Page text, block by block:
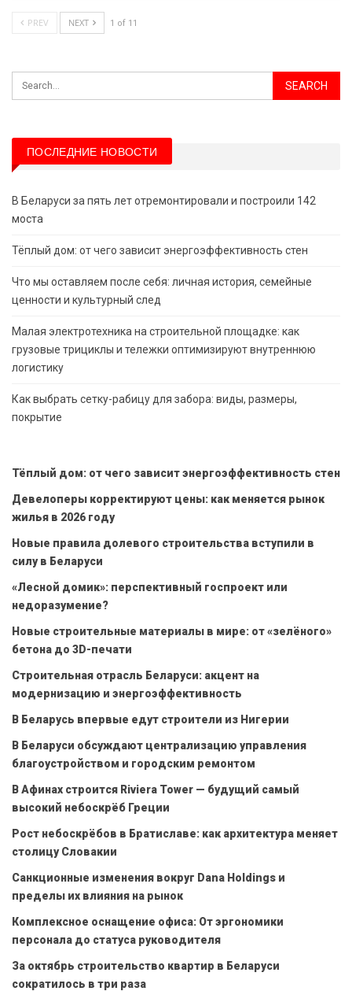
PREV NEXT 1 of 11
ПОСЛЕДНИЕ НОВОСТИ
В Беларуси за пять лет отремонтировали и построили 142
моста
Тёплый дом: от чего зависит энергоэффективность стен
Что мы оставляем после себя: личная история, семейные
ценности и культурный след
Малая электротехника на строительной площадке: как
грузовые трициклы и тележки оптимизируют внутреннюю
логистику
Как выбрать сетку-рабицу для забора: виды, размеры,
покрытие
Тёплый дом: от чего зависит энергоэффективность стен
Девелоперы корректируют цены: как меняется рынок
жилья в 2026 году
Новые правила долевого строительства вступили в
силу в Беларуси
«Лесной домик»: перспективный госпроект или
недоразумение?
Новые строительные материалы в мире: от «зелёного»
бетона до 3D-печати
Строительная отрасль Беларуси: акцент на
модернизацию и энергоэффективность
В Беларусь впервые едут строители из Нигерии
В Беларуси обсуждают централизацию управления
благоустройством и городским ремонтом
В Афинах строится Riviera Tower — будущий самый
высокий небоскрёб Греции
Рост небоскрёбов в Братиславе: как архитектура меняет
столицу Словакии
Санкционные изменения вокруг Dana Holdings и
пределы их влияния на рынок
Комплексное оснащение офиса: От эргономики
персонала до статуса руководителя
За октябрь строительство квартир в Беларуси
сократилось в три раза